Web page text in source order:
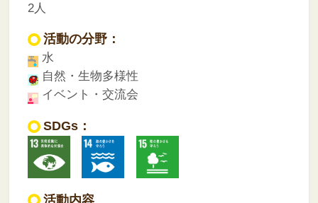
2人
活動の分野：
水
自然・生物多様性
イベント・交流会
SDGs：
活動内容